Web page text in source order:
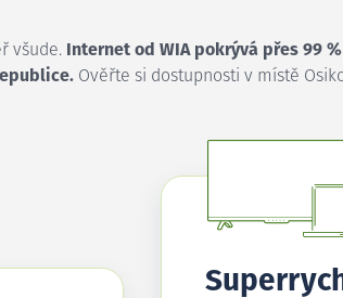
všude.
Internet od WIA pokrývá přes 99
Ověřte si dostupnosti v místě